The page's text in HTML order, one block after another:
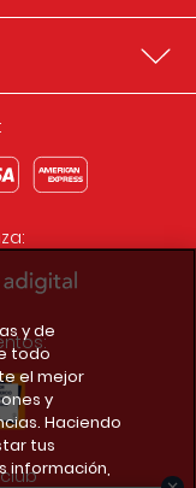
y de
todo
el mejor
y
Haciendo
tus
información,